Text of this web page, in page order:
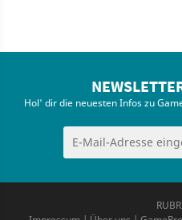
Hol' dir die neuesten Infos zu